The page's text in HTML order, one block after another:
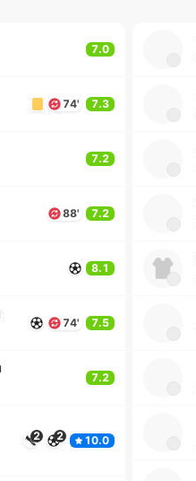
7.0
74' 7.3
7.2
88' 7.2
8.1
74' 7.5
7.2
2 2 10.0